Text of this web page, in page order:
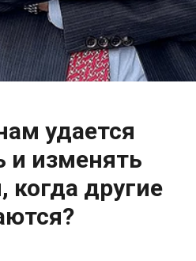
удается
и изменять
когда другие